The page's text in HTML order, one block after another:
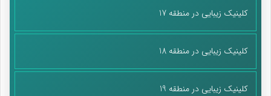
کلینیک زیبایی در منطقه 17
کلینیک زیبایی در منطقه 18
کلینیک زیبایی در منطقه 19